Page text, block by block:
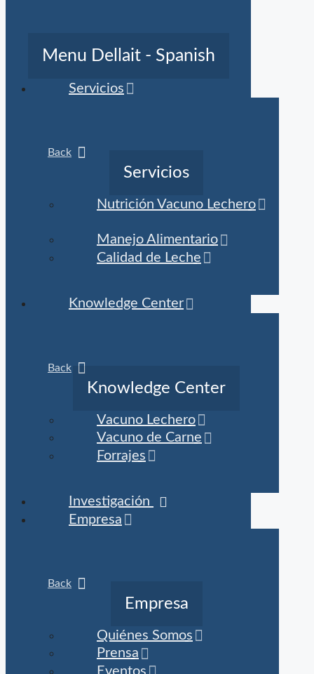
Menu Dellait - Spanish
Servicios
Back
Servicios
Nutrición Vacuno Lechero
Manejo Alimentario
Calidad de Leche
Knowledge Center
Back
Knowledge Center
Vacuno Lechero
Vacuno de Carne
Forrajes
Investigación
Empresa
Back
Empresa
Quiénes Somos
Prensa
Eventos